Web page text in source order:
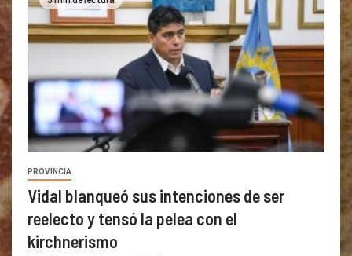
PROVINCIA
Vidal blanqueó sus intenciones de ser
reelecto y tensó la pelea con el
kirchnerismo